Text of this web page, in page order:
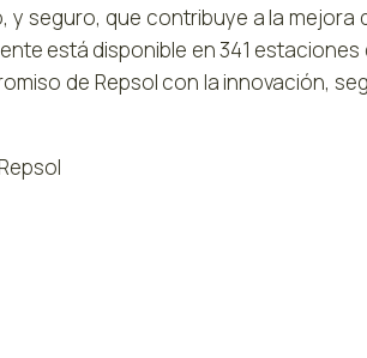
y seguro, que contribuye a la mejora
está disponible en 341
de Repsol con la innovación,